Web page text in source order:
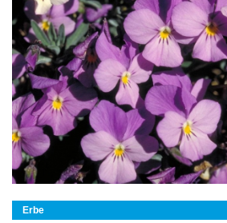
Erbe